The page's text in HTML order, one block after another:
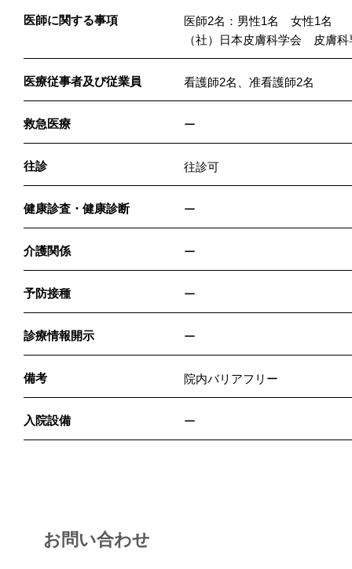
医師に関する事項
医師2名：男性1名 女性1名
（社）日本皮膚科学会 皮
医療従事者及び従業員 看護師2名、准看護師2名
救急医療 ー
往診 往診可
健康診査・健康診断 ー
介護関係 ー
予防接種 ー
診療情報開示 ー
備考 院内バリアフリー
入院設備 ー
お問い合わせ